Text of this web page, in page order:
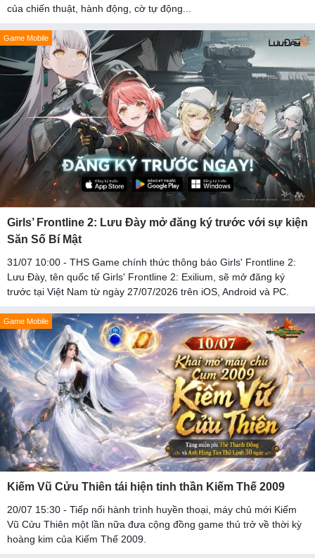
của chiến thuật, hành động, cờ tự động...
Game Mobile
Girls’ Frontline 2: Lưu Đày mở đăng ký trước với sự kiện
Săn Số Bí Mật
31/07 10:00 - THS Game chính thức thông báo Girls' Frontline 2:
Lưu Đày, tên quốc tế Girls' Frontline 2: Exilium, sẽ mở đăng ký
trước tại Việt Nam từ ngày 27/07/2026 trên iOS, Android và PC.
Game Mobile
Kiếm Vũ Cửu Thiên tái hiện tinh thần Kiếm Thế 2009
20/07 15:30 - Tiếp nối hành trình huyền thoại, máy chủ mới Kiếm
Vũ Cửu Thiên một lần nữa đưa cộng đồng game thủ trở về thời kỳ
hoàng kim của Kiếm Thế 2009.